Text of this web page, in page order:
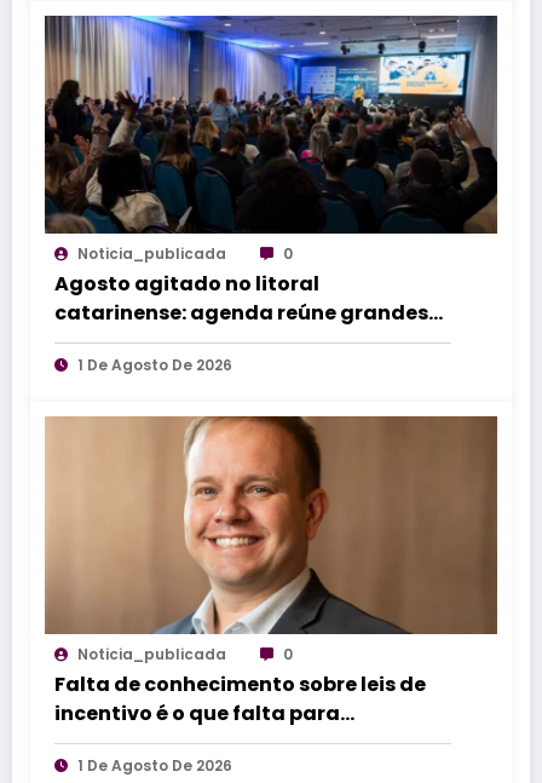
Noticia_publicada 0
Agosto agitado no litoral
catarinense: agenda reúne grandes
eventos de norte a sul do estado
1 De Agosto De 2026
Noticia_publicada 0
Falta de conhecimento sobre leis de
incentivo é o que falta para
impulsionar inovação industrial
1 De Agosto De 2026